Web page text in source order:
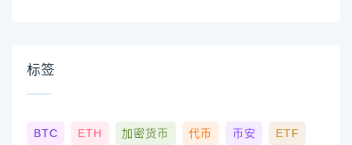
标签
BTC ETH 加密货币 代币 币安 ETF